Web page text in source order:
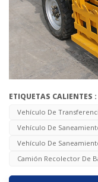
ETIQUETAS CALIENTES :
Vehículo De
Vehículo De
Vehículo De
Camión Recolector De